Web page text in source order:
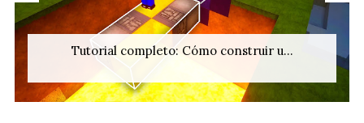
Tutorial completo: Cómo construir u...